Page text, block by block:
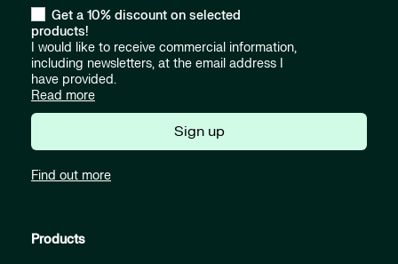
Get a 10% discount on selected
products!
I would like to receive commercial information,
including newsletters, at the email address I
have provided.
Read more
Sign up
Find out more
Products